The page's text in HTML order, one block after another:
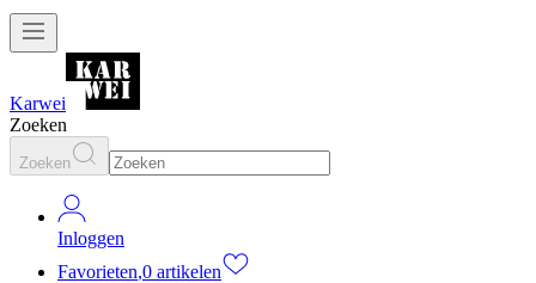
Karwei
Zoeken
Zoeken
Inloggen
Favorieten,0 artikelen